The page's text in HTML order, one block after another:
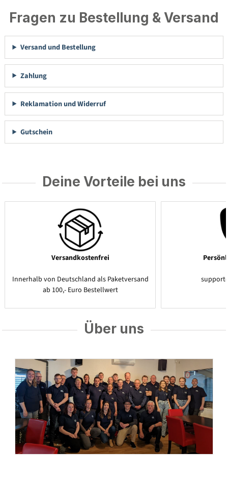
Fragen zu Bestellung & Versand
Versand und Bestellung
Zahlung
Reklamation und Widerruf
Gutschein
Deine Vorteile bei uns
Versandkostenfrei
Innerhalb von Deutschland als Paketversand
ab 100,- Euro Bestellwert
Über uns